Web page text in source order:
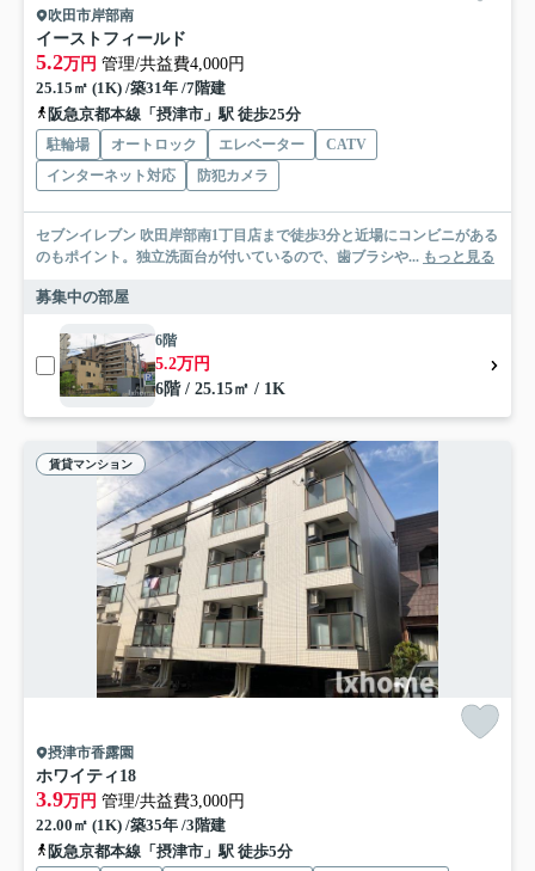
吹田市岸部南
イーストフィールド
5.2万円 管理/共益費4,000円
25.15㎡ (1K) /築31年 /7階建
阪急京都本線「摂津市」駅 徒歩25分
駐輪場 オートロック エレベーター
CATV
インターネット対応
防犯カメラ
セブンイレブン 吹田岸部南1丁目店まで徒歩3分と近場にコンビニがある
のもポイント。独立洗面台が付いているので、歯ブラシや... もっと見る
募集中の部屋
6階
5.2万円
6階 / 25.15㎡ / 1K
賃貸マンション
摂津市香露園
ホワイティ18
3.9万円 管理/共益費3,000円
22.00㎡ (1K) /築35年 /3階建
阪急京都本線「摂津市」駅 徒歩5分